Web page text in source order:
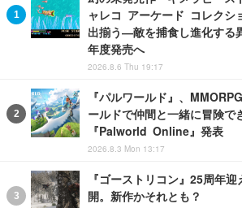
ャレコ アーケード コレクシ
出揃う―敵を捕食し進化する
年度発売へ
2026.8.6 Thu 19:17
『パルワールド』、
ールドで仲間と一緒に冒険で
『Palworld Online』発表
2026.8.3 Mon 13:17
『ゴーストリコン』25周年
開。新作かそれとも？